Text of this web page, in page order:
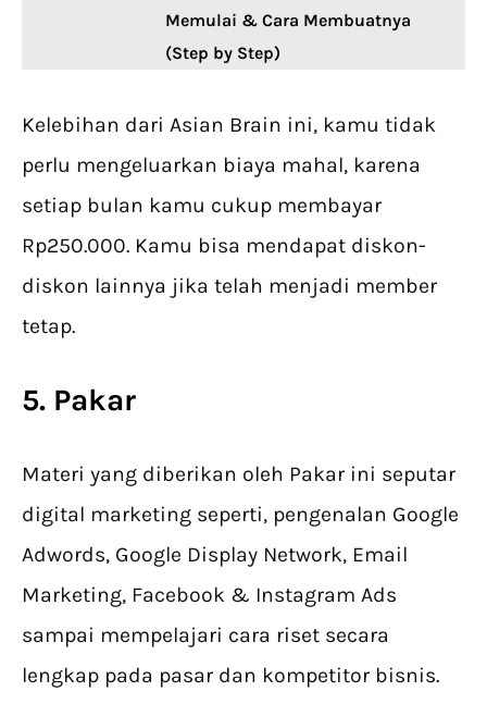
Memulai & Cara Membuatnya
(Step by Step)
Kelebihan dari Asian Brain ini, kamu tidak
perlu mengeluarkan biaya mahal, karena
setiap bulan kamu cukup membayar
Rp250.000. Kamu bisa mendapat diskon-
diskon lainnya jika telah menjadi member
tetap.
5. Pakar
Materi yang diberikan oleh Pakar ini seputar
digital marketing seperti, pengenalan Google
Adwords, Google Display Network, Email
Marketing, Facebook & Instagram Ads
sampai mempelajari cara riset secara
lengkap pada pasar dan kompetitor bisnis.